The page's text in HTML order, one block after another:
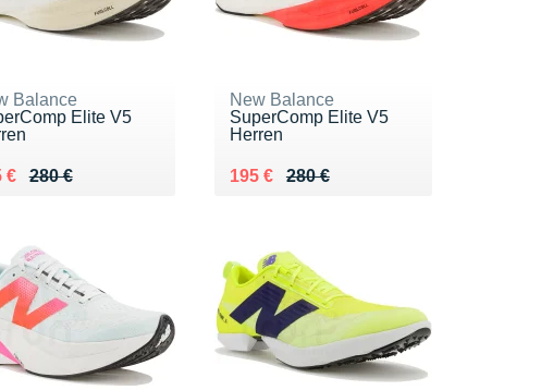
Balance
Elite V5
280 €
de 280 €
€ 195 €
New Balance
SuperComp Elite V5
Herren
280 €
Au lieu de 280 €
195 €
Vendu 195 €